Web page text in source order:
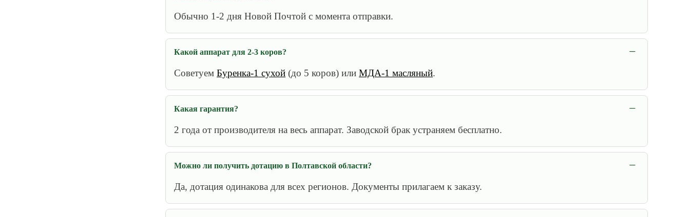
Обычно 1-2 дня Новой Почтой с момента отправки.
Какой аппарат для 2-3 коров?
СоветуемБуренка-1 сухой (до 5 коров) илиМДА-1 масляный.
Какая гарантия?
2 года от производителя на весь аппарат. Заводской брак устраняем бесплатно.
Можно ли получить дотацию в Полтавской области?
Да, дотация одинакова для всех регионов. Документы прилагаем к заказу.